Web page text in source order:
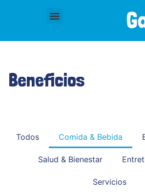
Beneficios
Todos Comida & Bebida
Salud & Bienestar
Servicios